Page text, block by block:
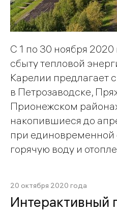
С 1 по 30 ноября
сбыту тепловой
Карелии предлагает
в Петрозаводске,
Прионежском
накопившиеся до
при единовременной
горячую воду и
20 октября 2020 года
Интерактивный